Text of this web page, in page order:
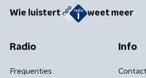
Wie luistert weet meer
Radio
Frequenties
Info
Contact